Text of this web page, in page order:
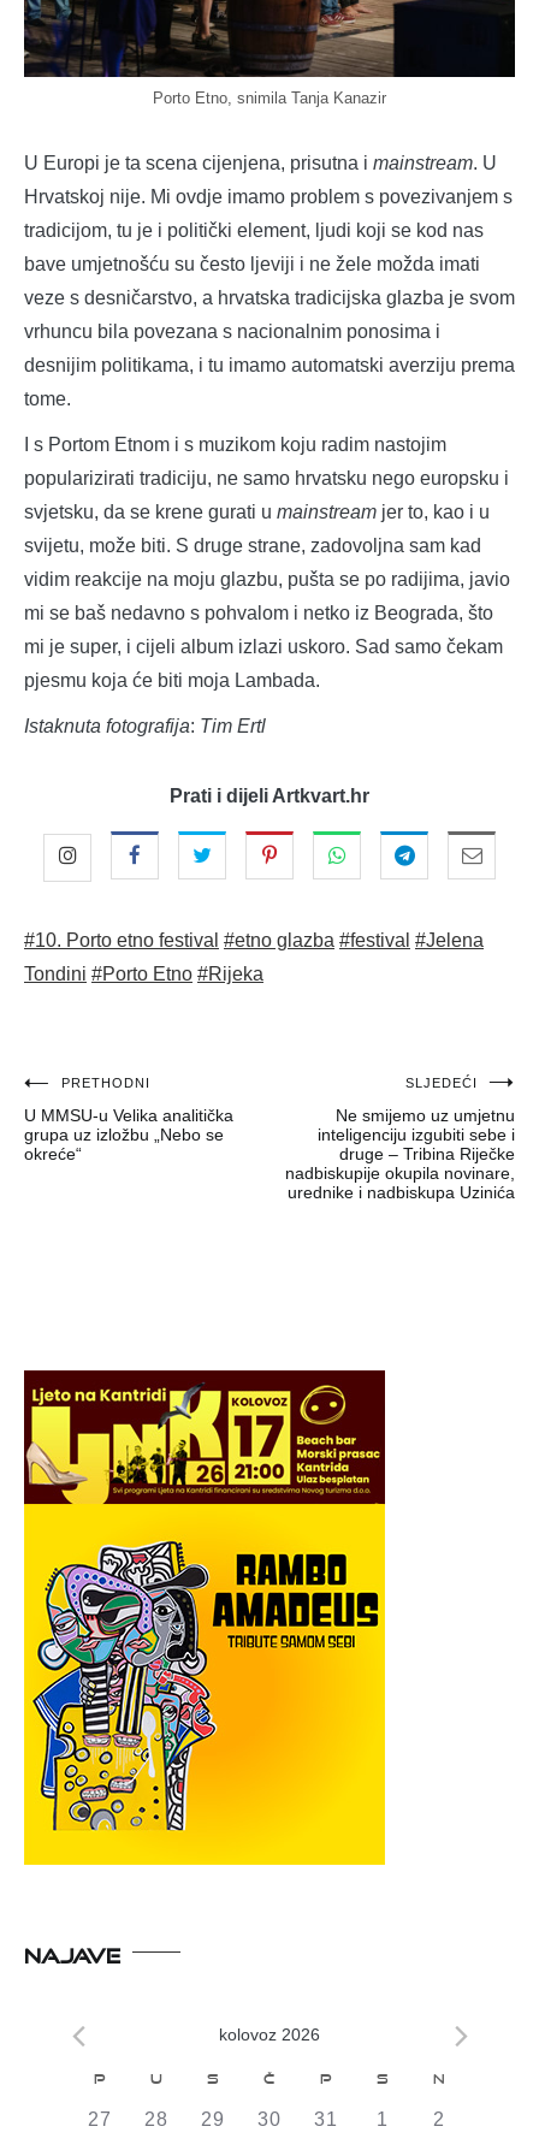
Porto Etno, snimila Tanja Kanazir
U Europi je ta scena cijenjena, prisutna i mainstream. U
Hrvatskoj nije. Mi ovdje imamo problem s povezivanjem s
tradicijom, tu je i politički element, ljudi koji se kod nas
bave umjetnošću su često ljeviji i ne žele možda imati
veze s desničarstvo, a hrvatska tradicijska glazba je svom
vrhuncu bila povezana s nacionalnim ponosima i
desnijim politikama, i tu imamo automatski averziju prema
tome.
I s Portom Etnom i s muzikom koju radim nastojim
popularizirati tradiciju, ne samo hrvatsku nego europsku i
svjetsku, da se krene gurati u mainstream jer to, kao i u
svijetu, može biti. S druge strane, zadovoljna sam kad
vidim reakcije na moju glazbu, pušta se po radijima, javio
mi se baš nedavno s pohvalom i netko iz Beograda, što
mi je super, i cijeli album izlazi uskoro. Sad samo čekam
pjesmu koja će biti moja Lambada.
Istaknuta fotografija: Tim Ertl
Prati i dijeli Artkvart.hr
#10. Porto etno festival #etno glazba #festival #Jelena
Tondini #Porto Etno #Rijeka
Navigacija
objava
PRETHODNI
U MMSU-u Velika analitička
grupa uz izložbu „Nebo se
okreće“
SLJEDEĆI
Ne smijemo uz umjetnu
inteligenciju izgubiti sebe i
druge – Tribina Riječke
nadbiskupije okupila novinare,
urednike i nadbiskupa Uzinića
NAJAVE
kolovoz 2026
Kalendar
od
P U S Č P S N
0
27
0
28
0
29
0
30
0
31
0
1
0
2